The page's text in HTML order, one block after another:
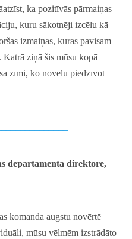
ka pozitīvās pārmaiņas
kuru sākotnēji izcēlu kā
izmaiņas, kuras pavisam
ziņā šis mūsu kopā
zīmi, ko novēlu piedzīvot
departamenta direktore,
komanda augstu novērtē
mūsu vēlmēm izstrādāto